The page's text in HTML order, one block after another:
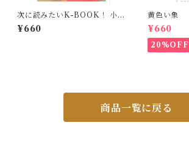
次に読みたいK-BOOK！ 小
説・エッセイ編
¥660
黄色い象
¥660
20%OFF
商品一覧に戻る